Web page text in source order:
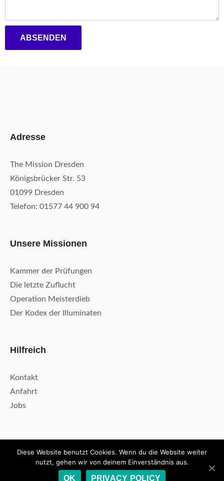
ABSENDEN
Adresse
The Mission Dresden
Königsbrücker Str. 53
01099 Dresden
Telefon: 01577 44 900 94
Unsere Missionen
Kammer der Prüfungen
Die letzte Zuflucht
Operation Meisterdieb
Der Kodex der Illuminaten
Hilfreich
Kontakt
Anfahrt
Jobs
Kontakt Datenschutzerklärung Impressum
© 2020 The Mission Dresden & ThemeEnergy.com. All rights reserved.
Diese Website benutzt Cookies. Wenn du die Website weiter
nutzt, gehen wir von deinem Einverständnis aus.
OK PRIVACY POLICY